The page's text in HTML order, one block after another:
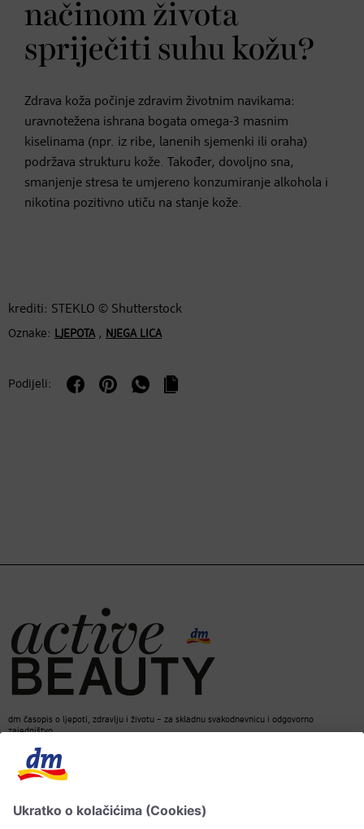
načinom života
spriječiti suhu kožu?
Zdrava koža počinje zdravim životnim navikama:
uravnotežena ishrana bogata omega-3 masnim
kiselinama (npr. iz ribe, lanenih sjemenki ili oraha)
podržava strukturu kože. Također, dovoljno sna,
smanjenje stresa te umjereno konzumiranje alkohola i
nikotina pozitivno utiču na stanje kože.
krediti: STEKLO © Shutterstock
Oznake: LJEPOTA, NJEGA LICA
Podijeli:
dm časopis o ljepoti, zdravlju i životu – za skladnu svakodnevnicu i odgovorno
zajedništvo.